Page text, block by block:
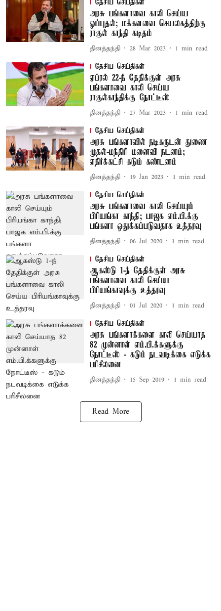
தேசிய செய்திகள்
அரசு பங்களாவை காலி செய்ய
ஒப்புதல்; மக்களவை செயலகத்திற்கு
ராகுல் காந்தி கடிதம்
தினத்தந்தி 28 Mar 2023 1 min read
தேசிய செய்திகள்
ஏப்ரல் 22-ந் தேதிக்குள் அரசு
பங்களாவை காலி செய்ய
ராகுல்காந்திக்கு நோட்டீஸ்
தினத்தந்தி 27 Mar 2023 1 min read
தேசிய செய்திகள்
அரசு பங்களாவில் நடிகருடன் துணை
முதல்-மந்திரி மனைவி நடனம்;
எதிர்க்கட்சி கடும் கண்டனம்
தினத்தந்தி 19 Jan 2023 1 min read
தேசிய செய்திகள்
அரசு பங்களாவை காலி செய்யும்
பிரியங்கா காந்தி; பாஜக எம்.பி.க்கு
பங்களா ஒதுக்கப்படுவதாக உத்தரவு
தினத்தந்தி 06 Jul 2020 1 min read
தேசிய செய்திகள்
ஆகஸ்டு 1-ந் தேதிக்குள் அரசு
பங்களாவை காலி செய்ய
பிரியங்காவுக்கு உத்தரவு
தினத்தந்தி 01 Jul 2020 1 min read
தேசிய செய்திகள்
அரசு பங்களாக்களை காலி செய்யாத
82 முன்னாள் எம்.பி.க்களுக்கு
நோட்டீஸ் - கடும் நடவடிக்கை எடுக்க
பரிசீலனை
தினத்தந்தி 15 Sep 2019 1 min read
Read More